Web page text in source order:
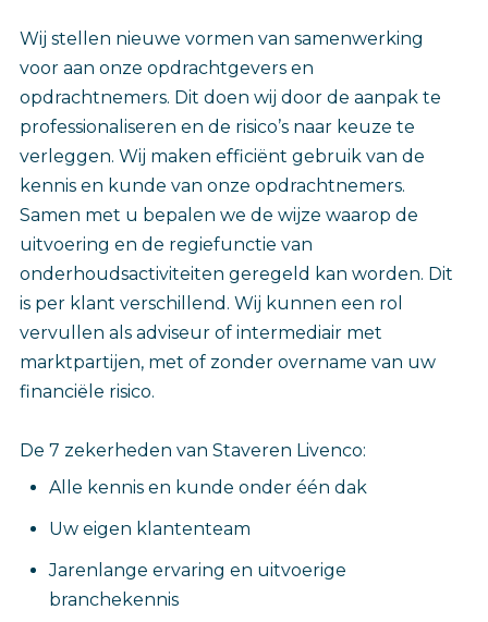
Wij stellen nieuwe vormen van samenwerking
voor aan onze opdrachtgevers en
opdrachtnemers. Dit doen wij door de aanpak te
professionaliseren en de risico’s naar keuze te
verleggen. Wij maken efficiënt gebruik van de
kennis en kunde van onze opdrachtnemers.
Samen met u bepalen we de wijze waarop de
uitvoering en de regiefunctie van
onderhoudsactiviteiten geregeld kan worden. Dit
is per klant verschillend. Wij kunnen een rol
vervullen als adviseur of intermediair met
marktpartijen, met of zonder overname van uw
financiële risico.
De 7 zekerheden van Staveren Livenco:
Alle kennis en kunde onder één dak
Uw eigen klantenteam
Jarenlange ervaring en uitvoerige
branchekennis